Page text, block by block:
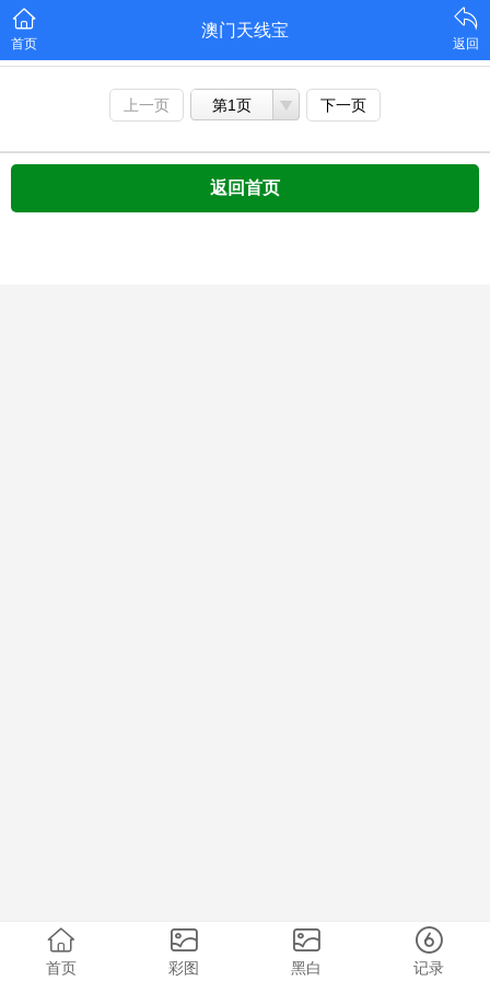
首页
澳门天线宝
返回
上一页 第1页 下一页
返回首页
首页 彩图 黑白 记录